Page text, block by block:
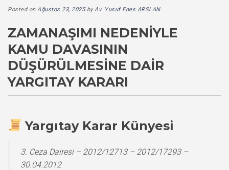
Posted on Ağustos 23, 2025byAv. Yusuf Enes ARSLAN
ZAMANAŞIMI NEDENIYLE
KAMU DAVASININ
DÜŞÜRÜLMESINE DAIR
YARGITAY KARARI
Yargıtay Karar Künyesi
3. Ceza Dairesi – 2012/12713 – 2012/17293 –
30.04.2012